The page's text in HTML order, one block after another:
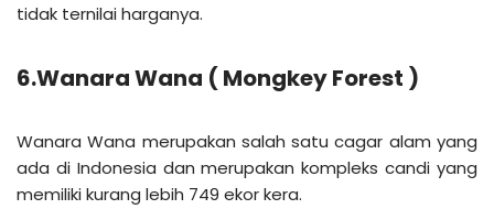
tidak ternilai harganya.
6.Wanara Wana ( Mongkey Forest )
Wanara Wana merupakan salah satu cagar alam yang
ada di Indonesia dan merupakan kompleks candi yang
memiliki kurang lebih 749 ekor kera.